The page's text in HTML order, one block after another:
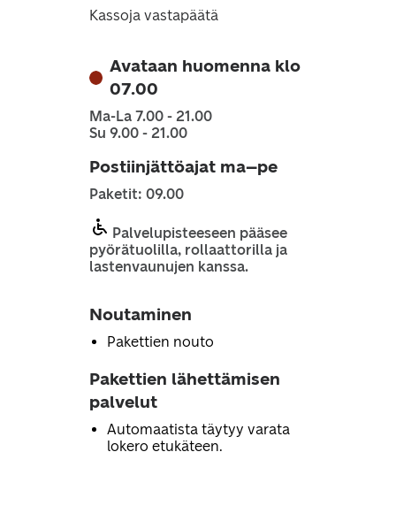
Kassoja vastapäätä
Avataan huomenna klo
07.00
Ma-La 7.00 - 21.00
Su 9.00 - 21.00
Postiinjättöajat ma–pe
Paketit: 09.00
Palvelupisteeseen pääsee
pyörätuolilla, rollaattorilla ja
lastenvaunujen kanssa.
Noutaminen
Pakettien nouto
Pakettien lähettämisen
palvelut
Automaatista täytyy varata
lokero etukäteen.